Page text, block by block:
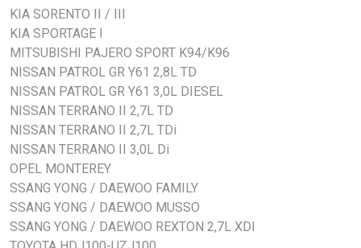
V6#/V7# (Avant - 500mm) MITSUBISHI PAJERO 3,2DiD et
3,8 V6 06- V8#/V9# (Côté passager - 500mm) MITSUBISHI
PAJERO SPORT 2,5TD et V6 98- K94/K96 (Avant - 500mm)
NISSAN PATROL GR 2,8TD6 97-00 DSY61 (Avant - 500mm)
NISSAN PATROL GR 3,0Di 00- ESY61 (Avant - 500mm)
NISSAN TERRANO II 2,7TD 93-96 KVNR20, NUR20 (Avant -
500mm) NISSAN TERRANO II 2,7TDi 96-02 TVUR20 (Avant -
500mm) NISSAN TERRANO II 3,0Di 02- TWUR20 (Avant -
500mm) OPEL MONTEREY 91-99 UBS69/UBS25 (Avant -
500mm) SSANGYONG FAMILY 2,2D 90-96 AOA117R (Avant -
500mm) SSANGYONG MUSSO 93- E4A1 (Avant - 500mm)
TOYOTA HDJ100 4,2TD et V8 4,7I 32s 98-08 11TJA0 et
KIA SORENTO II / III
KIA SPORTAGE I
MITSUBISHI PAJERO SPORT K94/K96
NISSAN PATROL GR Y61 2,8L TD
NISSAN PATROL GR Y61 3,0L DIESEL
NISSAN TERRANO II 2,7L TD
NISSAN TERRANO II 2,7L TDi
NISSAN TERRANO II 3,0L Di
OPEL MONTEREY
SSANG YONG / DAEWOO FAMILY
SSANG YONG / DAEWOO MUSSO
SSANG YONG / DAEWOO REXTON 2,7L XDI